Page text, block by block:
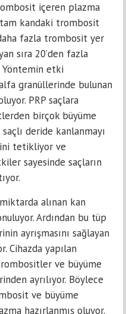
içeren plazma
tam kandaki trombosit
fazla trombosit yer
sıra 20’den fazla
Yöntemin etki
granüllerinde bulunan
PRP saçlara
birçok büyüme
deride kanlanmayı
tetikliyor ve
sayesinde saçların
alınan kan
Ardından bu tüp
ayrışmasını sağlayan
Cihazda yapılan
ve büyüme
ayrılıyor. Böylece
ve büyüme
hazırlanmış oluyor.